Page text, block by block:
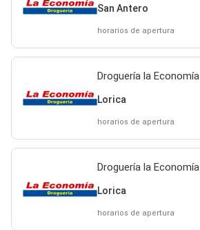
San Antero
horarios de apertura
Droguería la Economía
Lorica
horarios de apertura
Droguería la Economía
Lorica
horarios de apertura